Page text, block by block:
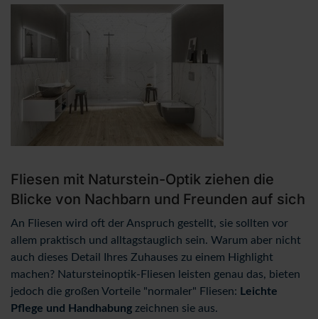
Fliesen mit Naturstein-Optik ziehen die
Blicke von Nachbarn und Freunden auf sich
An Fliesen wird oft der Anspruch gestellt, sie sollten vor
allem praktisch und alltagstauglich sein. Warum aber nicht
auch dieses Detail Ihres Zuhauses zu einem Highlight
machen? Natursteinoptik-Fliesen leisten genau das, bieten
jedoch die großen Vorteile "normaler" Fliesen: Leichte
Pflege und Handhabung zeichnen sie aus.